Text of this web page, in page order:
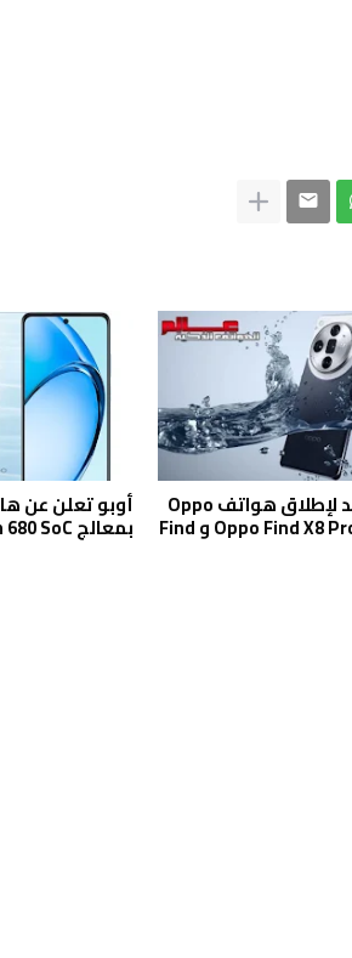
أوبو تستعد لإطلاق هواتف Oppo
Find X8 و Oppo Find X8 Pro و Find بمعالج Snapdragon 680 SoC